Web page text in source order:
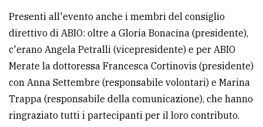
Presenti all'evento anche i membri del consiglio
direttivo di ABIO: oltre a Gloria Bonacina (presidente),
c'erano Angela Petralli (vicepresidente) e per ABIO
Merate la dottoressa Francesca Cortinovis (presidente)
con Anna Settembre (responsabile volontari) e Marina
Trappa (responsabile della comunicazione), che hanno
ringraziato tutti i partecipanti per il loro contributo.